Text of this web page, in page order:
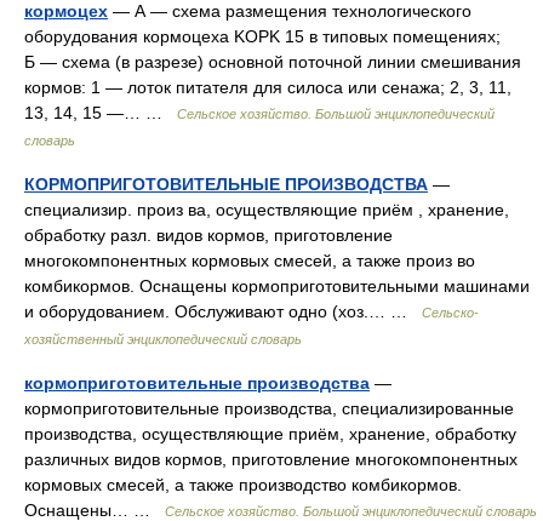
кормоцех — А — схема размещения технологического
оборудования кормоцеха KOPK 15 в типовых помещениях;
Б — схема (в разрезе) основной поточной линии смешивания
кормов: 1 — лоток питателя для силоса или сенажа; 2, 3, 11,
13, 14, 15 —… …
Сельское хозяйство. Большой энциклопедический
словарь
КОРМОПРИГОТОВИТЕЛЬНЫЕ ПРОИЗВОДСТВА —
специализир. произ ва, осуществляющие приём , хранение,
обработку разл. видов кормов, приготовление
многокомпонентных кормовых смесей, а также произ во
комбикормов. Оснащены кормоприготовительными машинами
и оборудованием. Обслуживают одно (хоз.… …
Сельско-
хозяйственный энциклопедический словарь
кормоприготовительные производства —
кормоприготовительные производства, специализированные
производства, осуществляющие приём, хранение, обработку
различных видов кормов, приготовление многокомпонентных
кормовых смесей, а также производство комбикормов.
Оснащены… …
Сельское хозяйство. Большой энциклопедический словарь